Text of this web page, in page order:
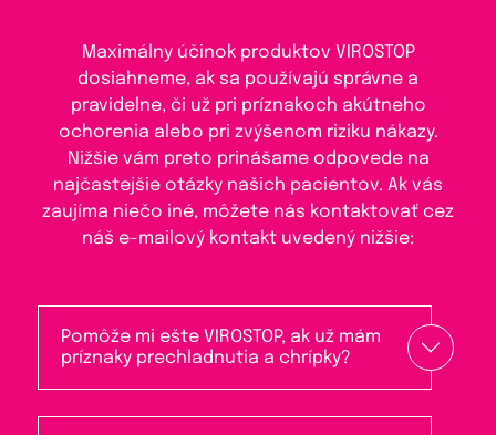
Maximálny účinok produktov VIROSTOP
dosiahneme, ak sa používajú správne a
pravidelne, či už pri príznakoch akútneho
ochorenia alebo pri zvýšenom riziku nákazy.
Nižšie vám preto prinášame odpovede na
najčastejšie otázky našich pacientov. Ak vás
zaujíma niečo iné, môžete nás kontaktovať cez
náš e-mailový kontakt uvedený nižšie:
Pomôže mi ešte VIROSTOP, ak už mám
príznaky prechladnutia a chrípky?